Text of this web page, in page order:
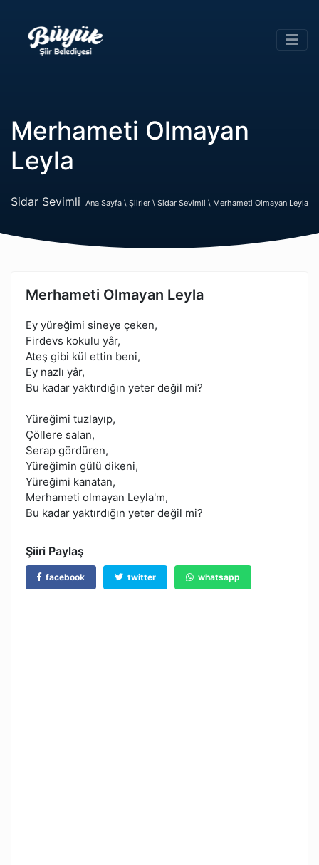
Merhameti Olmayan
Leyla
Sidar Sevimli Ana Sayfa \ Şiirler \ Sidar Sevimli \ Merhameti Olmayan Leyla
Merhameti Olmayan Leyla
Ey yüreğimi sineye çeken,
Firdevs kokulu yâr,
Ateş gibi kül ettin beni,
Ey nazlı yâr,
Bu kadar yaktırdığın yeter değil mi?
Yüreğimi tuzlayıp,
Çöllere salan,
Serap gördüren,
Yüreğimin gülü dikeni,
Yüreğimi kanatan,
Merhameti olmayan Leyla'm,
Bu kadar yaktırdığın yeter değil mi?
Şiiri Paylaş
facebook twitter whatsapp